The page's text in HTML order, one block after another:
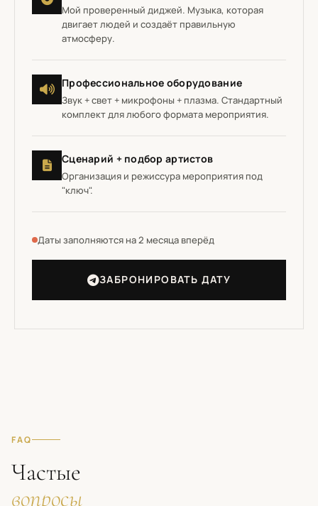
Мой проверенный диджей. Музыка, которая
двигает людей и создаёт правильную
атмосферу.
Профессиональное оборудование
Звук + свет + микрофоны + плазма. Стандартный
комплект для любого формата мероприятия.
Сценарий + подбор артистов
Организация и режиссура мероприятия под
"ключ".
Даты заполняются на 2 месяца вперёд
ЗАБРОНИРОВАТЬ ДАТУ
FAQ
Частые
вопросы